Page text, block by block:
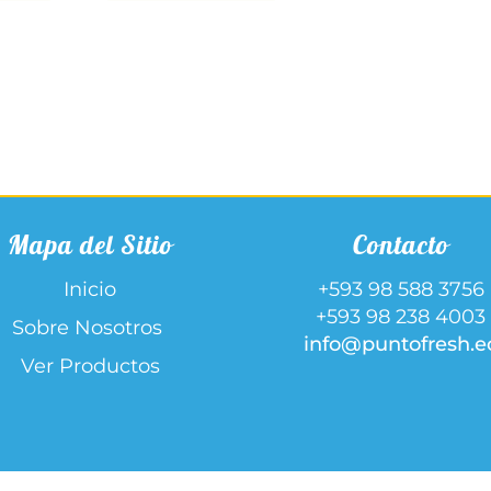
Mapa del Sitio
Inicio
Sobre Nosotros
Ver Productos
Contacto
+593 98 588 3756
+593 98 238 4003